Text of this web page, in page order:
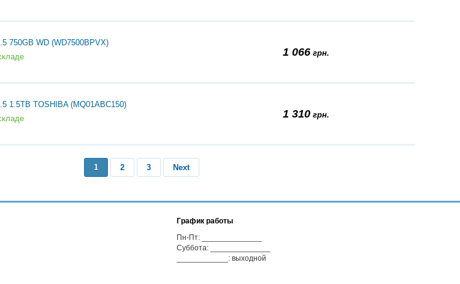
750GB WD (WD7500BPVX)
1 066грн.
1.5TB TOSHIBA (MQ01ABC150)
1 310грн.
1 2 3 Next
График работы
Пн-Пт: ______________
Суббота: ______________
____________: выходной